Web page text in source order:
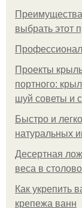
выбрать этот
Проекты
портного:
шуй советы и
Быстро и
натуральных
Десертная
веса в
Как укрепить
крепежа ванн